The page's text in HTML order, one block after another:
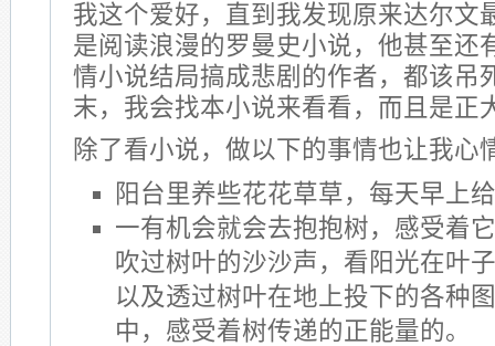
我这个爱好，直到我发现原来达尔文
是阅读浪漫的罗曼史小说，他甚至还
情小说结局搞成悲剧的作者，都该吊
末，我会找本小说来看看，而且是正
除了看小说，做以下的事情也让我心
阳台里养些花花草草，每天早上
一有机会就会去抱抱树，感受着
吹过树叶的沙沙声，看阳光在叶
以及透过树叶在地上投下的各种
中，感受着树传递的正能量的。